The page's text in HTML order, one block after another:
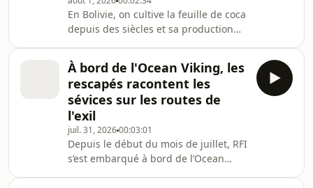
nombreuses malgré les tabous. Car
dans ce pays aux valeurs
traditionnelles, la musique religieuse
et dévotion
En Bolivie, on cultive la feuille de coca
depuis des siècles et sa production
la gauche a mené des politiques
favorables à cette culture, mais
depuis plusieurs années, la
production illégale pour le narcotrafic
est en augmentation. Avec le retour
de la droite au pouvoir fin 2025, c’est
une nouvelle stratégie qui est mise en
place : discours de fermeté et rappr
À bord de l'Ocean Viking, les
rescapés racontent les
sévices sur les routes de
l'exil
juil. 31, 202600:03:01
Depuis le début du mois de juillet, RFI
s’est embarqué à bord de l’Ocean